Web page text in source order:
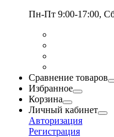
Пн-Пт 9:00-17:00,
Сравнение товаров
Избранное
Корзина
Личный кабинет
Авторизация
Регистрация